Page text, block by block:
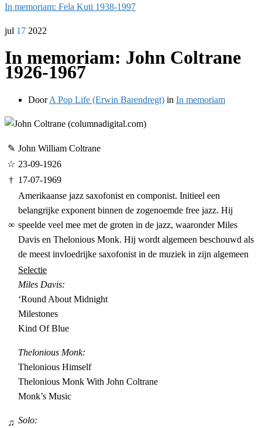
In memoriam: Fela Kuti 1938-1997
jul 17 2022
In memoriam: John Coltrane
1926-1967
DoorA Pop Life (Erwin Barendregt) in In memoriam
✎ John William Coltrane
☆ 23-09-1926
† 17-07-1969
∞
Amerikaanse jazz saxofonist en componist. Initieel een
belangrijke exponent binnen de zogenoemde free jazz. Hij
speelde veel mee met de groten in de jazz, waaronder Miles
Davis en Thelonious Monk. Hij wordt algemeen beschouwd als
de meest invloedrijke saxofonist in de muziek in zijn algemeen
♫
Selectie
Miles Davis:
‘Round About Midnight
Milestones
Kind Of Blue
Thelonious Monk:
Thelonious Himself
Thelonious Monk With John Coltrane
Monk’s Music
Solo: